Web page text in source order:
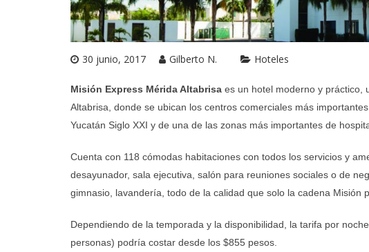
30 junio, 2017 Gilberto N. Hoteles
Misión Express Mérida Altabrisa es un hotel moderno y práctico,
Altabrisa, donde se ubican los centros comerciales más
Yucatán Siglo XXI y de una de las zonas más importantes de
Cuenta con 118 cómodas habitaciones con todos los servicios y
desayunador, sala ejecutiva, salón para reuniones sociales o de
gimnasio, lavandería, todo de la calidad que solo la cadena Misión
Dependiendo de la temporada y la disponibilidad, la tarifa por
personas) podría costar desde los $855 pesos.